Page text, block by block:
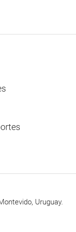
Uruguay.